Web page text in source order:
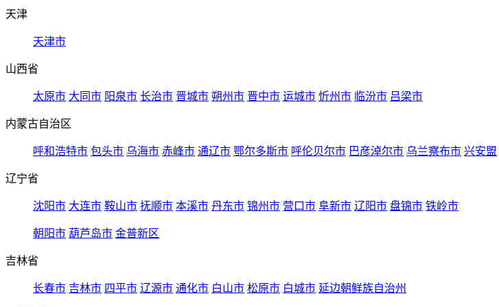
天津
天津市
山西省
太原市 大同市 阳泉市 长治市 晋城市 朔州市 晋中市 运城市 忻州市 临汾市 吕梁市
内蒙古自治区
呼和浩特市 包头市 乌海市 赤峰市 通辽市 鄂尔多斯市 呼伦贝尔市 巴彦淖尔市 乌兰察布市 兴安盟
辽宁省
沈阳市 大连市 鞍山市 抚顺市 本溪市 丹东市 锦州市 营口市 阜新市 辽阳市 盘锦市 铁岭市
朝阳市 葫芦岛市 金普新区
吉林省
长春市 吉林市 四平市 辽源市 通化市 白山市 松原市 白城市 延边朝鲜族自治州